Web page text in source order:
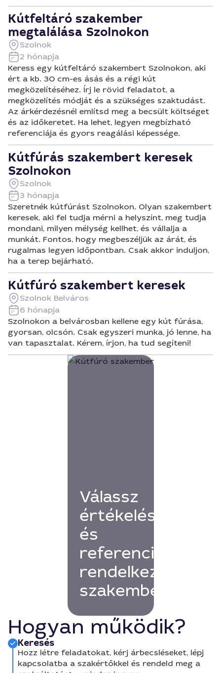
Kútfeltáró szakember
megtalálása Szolnokon
Szolnok
2 hónapja
Keress egy kútfeltáró szakembert Szolnokon, aki
ért a kb. 30 cm-es ásás és a régi kút
megközelítéséhez. Írj le rövid feladatot, a
megközelítés módját és a szükséges szaktudást.
Az árkérdezésnél említsd meg a becsült költséget
és az időkeretet. Ha lehet, legyen megbízható
referenciája és gyors reagálási képessége.
Kútfúrás szakembert keresek
Szolnokon
Szolnok
3 hónapja
Szeretnék kútfúrást Szolnokon. Olyan szakembert
keresek, aki fel tudja mérni a helyszínt, meg tudja
mondani, milyen mélység kellhet, és vállalja a
munkát. Fontos, hogy megbeszéljük az árát, és
rugalmas legyen időpontban. Csak akkor induljon,
ha a terep bejárható.
Kútfúró szakembert keresek
Szolnok Belváros
6 hónapja
Szolnokon a belvárosban kellene egy kút fúrása,
gyorsan, olcsón. Csak egyszeri munka, jó lenne, ha
van tapasztalat. Kérem, írjon, ha tud segíteni!
Válassz
értékelésekkel
és
referenciákkal
rendelkező
szakembert!
Hogyan működik?
Keresés
Hozz létre feladatokat, kérj árbecsléseket, lépj
kapcsolatba a szakértőkkel és rendeld meg a